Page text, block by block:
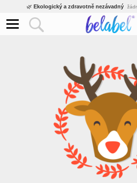
🌿 Ekologický a zdravotně nezávadný
Inovativní výroba vlastní vývoj,
Rychlé dodání
Kvalita pod kontrolou jsme přímý
Eshop s tradicí od roku 2010 tisíce